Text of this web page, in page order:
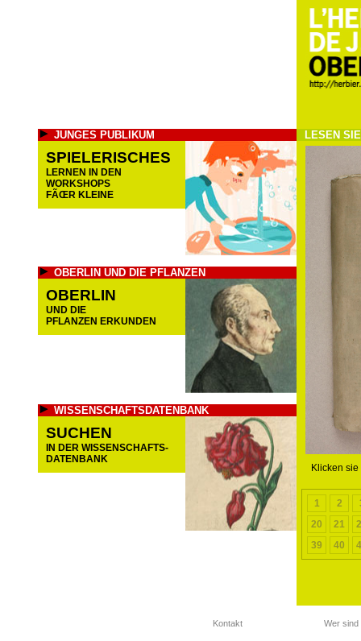
JUNGES PUBLIKUM
SPIELERISCHES
LERNEN IN DEN
WORKSHOPS
FÃŒR KLEINE
OBERLIN UND DIE PFLANZEN
OBERLIN
UND DIE
PFLANZEN ERKUNDEN
WISSENSCHAFTSDATENBANK
SUCHEN
IN DER WISSENSCHAFTS-
DATENBANK
LESEN
Klicken
1 2
20
21
39
40
Kontakt Wer sind